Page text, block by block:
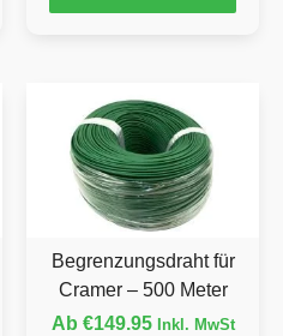
Begrenzungsdraht für
Cramer – 500 Meter
Ab €149.95 Inkl. MwSt